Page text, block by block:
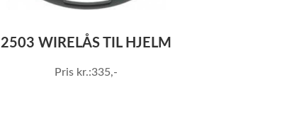
2503 WIRELÅS TIL HJELM
Pris kr.:335,-